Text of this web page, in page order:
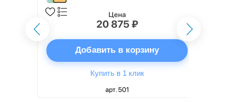
Цена
20 875 ₽
Добавить в корзину
Купить в 1 клик
арт. 501